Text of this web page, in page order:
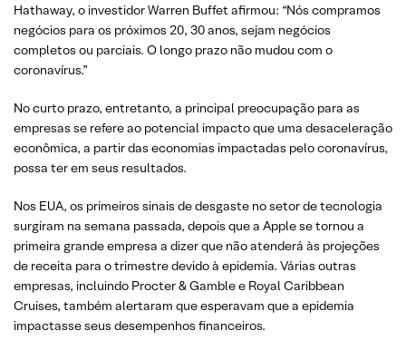
Hathaway, o investidor Warren Buffet afirmou: “Nós compramos
negócios para os próximos 20, 30 anos, sejam negócios
completos ou parciais. O longo prazo não mudou com o
coronavírus.”
No curto prazo, entretanto, a principal preocupação para as
empresas se refere ao potencial impacto que uma desaceleração
econômica, a partir das economias impactadas pelo coronavírus,
possa ter em seus resultados.
Nos EUA, os primeiros sinais de desgaste no setor de tecnologia
surgiram na semana passada, depois que a Apple se tornou a
primeira grande empresa a dizer que não atenderá às projeções
de receita para o trimestre devido à epidemia. Várias outras
empresas, incluindo Procter & Gamble e Royal Caribbean
Cruises, também alertaram que esperavam que a epidemia
impactasse seus desempenhos financeiros.